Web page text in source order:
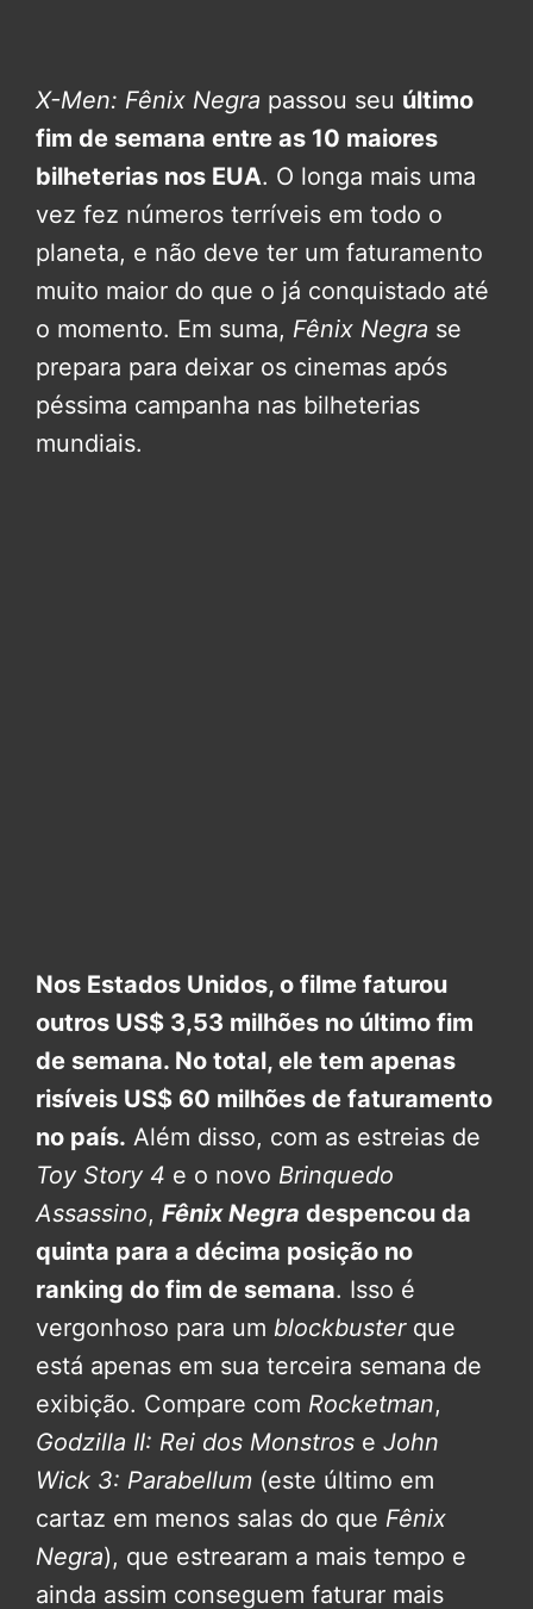
X-Men: Fênix Negra passou seu último
fim de semana entre as 10 maiores
bilheterias nos EUA. O longa mais uma
vez fez números terríveis em todo o
planeta, e não deve ter um faturamento
muito maior do que o já conquistado até
o momento. Em suma, Fênix Negra se
prepara para deixar os cinemas após
péssima campanha nas bilheterias
mundiais.
Nos Estados Unidos, o filme faturou
outros US$ 3,53 milhões no último fim
de semana. No total, ele tem apenas
risíveis US$ 60 milhões de faturamento
no país. Além disso, com as estreias de
Toy Story 4 e o novo Brinquedo
Assassino, Fênix Negra despencou da
quinta para a décima posição no
ranking do fim de semana. Isso é
vergonhoso para um blockbusterque
está apenas em sua terceira semana de
exibição. Compare com Rocketman,
Godzilla II: Rei dos Monstros e John
Wick 3: Parabellum (este último em
cartaz em menos salas do que Fênix
Negra), que estrearam a mais tempo e
ainda assim conseguem faturar mais